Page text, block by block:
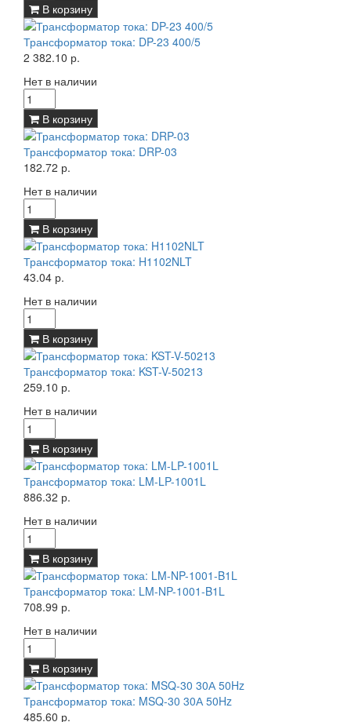
В корзину
Трансформатор тока: DP-23 400/5
2 382.10 р.
Нет в наличии
В корзину
Трансформатор тока: DRP-03
182.72 р.
Нет в наличии
В корзину
Трансформатор тока: H1102NLT
43.04 р.
Нет в наличии
В корзину
Трансформатор тока: KST-V-50213
259.10 р.
Нет в наличии
В корзину
Трансформатор тока: LM-LP-1001L
886.32 р.
Нет в наличии
В корзину
Трансформатор тока: LM-NP-1001-B1L
708.99 р.
Нет в наличии
В корзину
Трансформатор тока: MSQ-30 30А 50Hz
485.60 р.